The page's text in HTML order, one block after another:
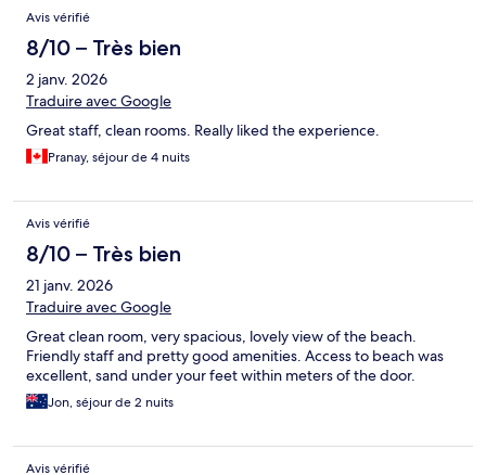
Avis vérifié
8/10 – Très bien
2 janv. 2026
Traduire avec Google
Great staff, clean rooms. Really liked the experience.
Pranay, séjour de 4 nuits
Avis vérifié
8/10 – Très bien
21 janv. 2026
Traduire avec Google
Great clean room, very spacious, lovely view of the beach.
Friendly staff and pretty good amenities. Access to beach was
excellent, sand under your feet within meters of the door.
Jon, séjour de 2 nuits
Avis vérifié